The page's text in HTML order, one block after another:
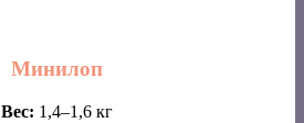
Минилоп
Вес: 1,4–1,6 кг